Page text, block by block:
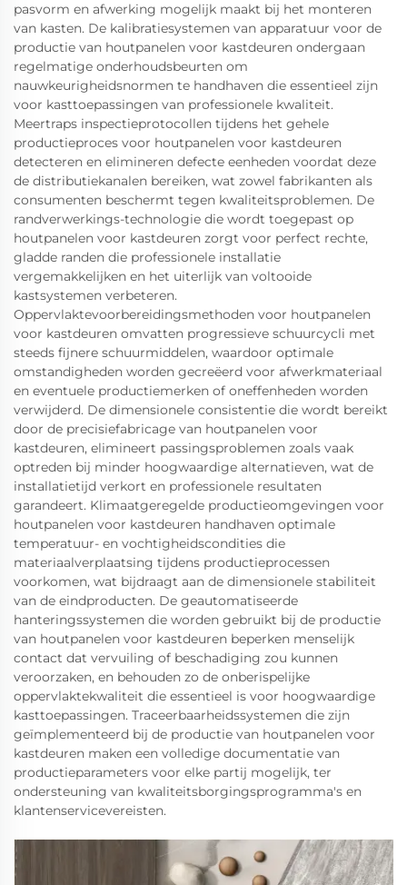
pasvorm en afwerking mogelijk maakt bij het monteren
van kasten. De kalibratiesystemen van apparatuur voor de
productie van houtpanelen voor kastdeuren ondergaan
regelmatige onderhoudsbeurten om
nauwkeurigheidsnormen te handhaven die essentieel zijn
voor kasttoepassingen van professionele kwaliteit.
Meertraps inspectieprotocollen tijdens het gehele
productieproces voor houtpanelen voor kastdeuren
detecteren en elimineren defecte eenheden voordat deze
de distributiekanalen bereiken, wat zowel fabrikanten als
consumenten beschermt tegen kwaliteitsproblemen. De
randverwerkings-technologie die wordt toegepast op
houtpanelen voor kastdeuren zorgt voor perfect rechte,
gladde randen die professionele installatie
vergemakkelijken en het uiterlijk van voltooide
kastsystemen verbeteren.
Oppervlaktevoorbereidingsmethoden voor houtpanelen
voor kastdeuren omvatten progressieve schuurcycli met
steeds fijnere schuurmiddelen, waardoor optimale
omstandigheden worden gecreëerd voor afwerkmateriaal
en eventuele productiemerken of oneffenheden worden
verwijderd. De dimensionele consistentie die wordt bereikt
door de precisiefabricage van houtpanelen voor
kastdeuren, elimineert passingsproblemen zoals vaak
optreden bij minder hoogwaardige alternatieven, wat de
installatietijd verkort en professionele resultaten
garandeert. Klimaatgeregelde productieomgevingen voor
houtpanelen voor kastdeuren handhaven optimale
temperatuur- en vochtigheidscondities die
materiaalverplaatsing tijdens productieprocessen
voorkomen, wat bijdraagt aan de dimensionele stabiliteit
van de eindproducten. De geautomatiseerde
hanteringssystemen die worden gebruikt bij de productie
van houtpanelen voor kastdeuren beperken menselijk
contact dat vervuiling of beschadiging zou kunnen
veroorzaken, en behouden zo de onberispelijke
oppervlaktekwaliteit die essentieel is voor hoogwaardige
kasttoepassingen. Traceerbaarheidssystemen die zijn
geïmplementeerd bij de productie van houtpanelen voor
kastdeuren maken een volledige documentatie van
productieparameters voor elke partij mogelijk, ter
ondersteuning van kwaliteitsborgingsprogramma's en
klantenservicevereisten.